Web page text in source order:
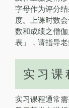
字母作为评分
度。上课时数
数和成绩之僧
表」，请指导
实习
实习课程通常